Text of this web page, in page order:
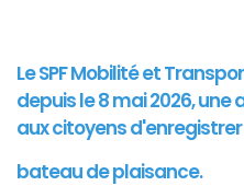
Le SPF Mobilité et
depuis le 8 mai 2026,
aux citoyens
bateau de plaisance.